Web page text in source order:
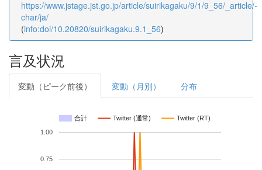
https://www.jstage.jst.go.jp/article/suirikagaku/9/1/9_56/_article/-
char/ja/
(info:doi/10.20820/suirikagaku.9.1_56)
言及状況
変動（ピーク前後） 変動（月別） 分布
合計 Twitter (通常) Twitter (RT)
0.75
1.00